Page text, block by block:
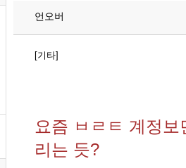
언오버
[기타]
요즘 ㅂㄹㅌ 계정
리는 듯?